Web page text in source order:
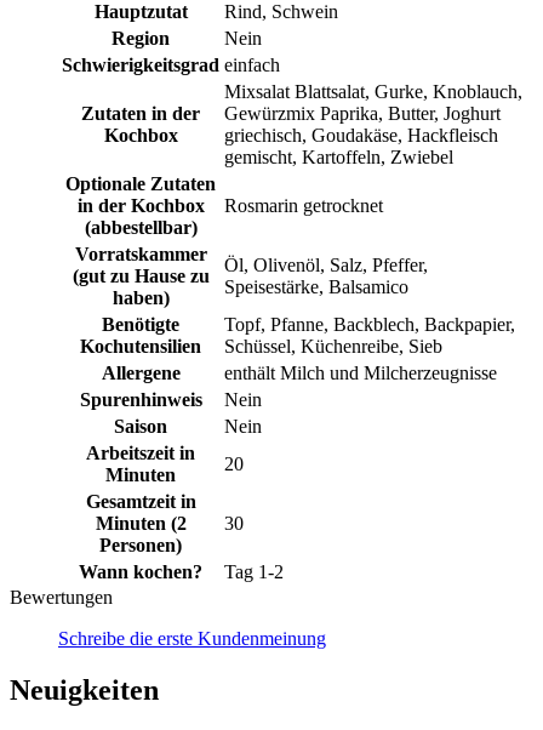
Hauptzutat
Rind, Schwein
Region
Nein
Schwierigkeitsgrad einfach
Zutaten in der
Kochbox
Mixsalat Blattsalat, Gurke, Knoblauch,
Gewürzmix Paprika, Butter, Joghurt
griechisch, Goudakäse, Hackfleisch
gemischt, Kartoffeln, Zwiebel
Optionale Zutaten
in der Kochbox
(abbestellbar)
Rosmarin getrocknet
Vorratskammer
(gut zu Hause zu
haben)
Öl, Olivenöl, Salz, Pfeffer,
Speisestärke, Balsamico
Benötigte
Kochutensilien
Topf, Pfanne, Backblech, Backpapier,
Schüssel, Küchenreibe, Sieb
Allergene
enthält Milch und Milcherzeugnisse
Spurenhinweis
Nein
Saison
Nein
Arbeitszeit in
Minuten
20
Gesamtzeit in
Minuten (2
Personen)
30
Wann kochen?
Tag 1-2
Bewertungen
Schreibe die erste Kundenmeinung
Neuigkeiten